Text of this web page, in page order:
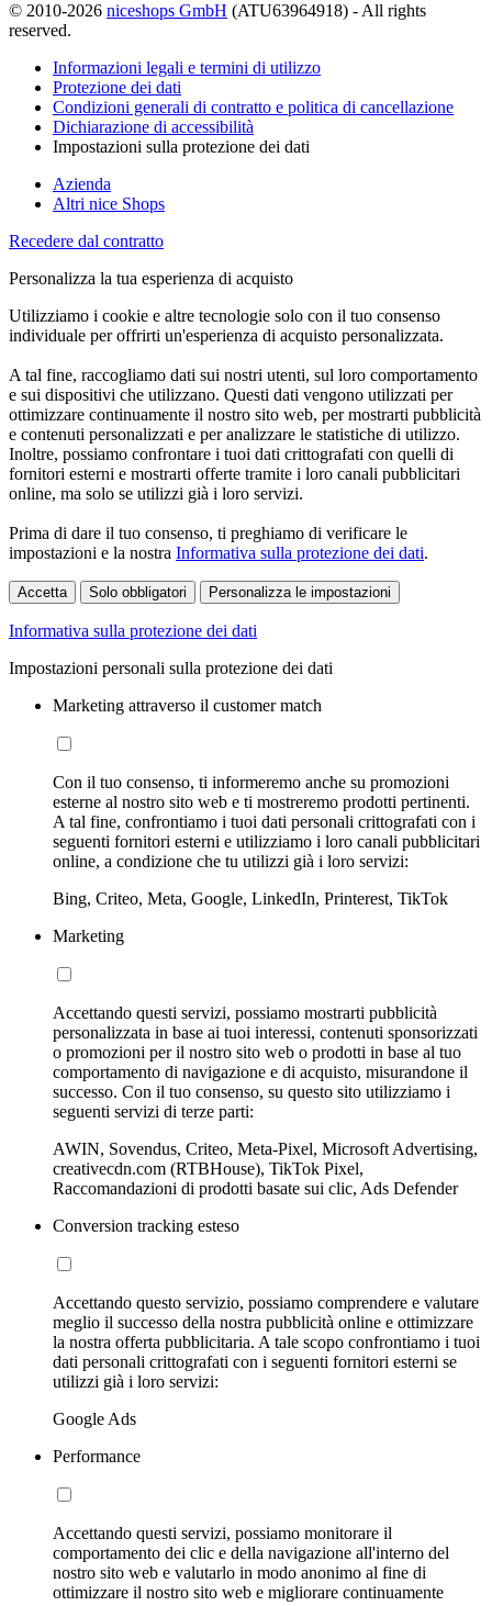
© 2010-2026 niceshops GmbH (ATU63964918) - All rights
reserved.
Informazioni legali e termini di utilizzo
Protezione dei dati
Condizioni generali di contratto e politica di cancellazione
Dichiarazione di accessibilità
Impostazioni sulla protezione dei dati
Azienda
Altri nice Shops
Recedere dal contratto
Personalizza la tua esperienza di acquisto
Utilizziamo i cookie e altre tecnologie solo con il tuo consenso
individuale per offrirti un'esperienza di acquisto personalizzata.
A tal fine, raccogliamo dati sui nostri utenti, sul loro comportamento
e sui dispositivi che utilizzano. Questi dati vengono utilizzati per
ottimizzare continuamente il nostro sito web, per mostrarti pubblicità
e contenuti personalizzati e per analizzare le statistiche di utilizzo.
Inoltre, possiamo confrontare i tuoi dati crittografati con quelli di
fornitori esterni e mostrarti offerte tramite i loro canali pubblicitari
online, ma solo se utilizzi già i loro servizi.
Prima di dare il tuo consenso, ti preghiamo di verificare le
impostazioni e la nostra Informativa sulla protezione dei dati.
Accetta Solo obbligatori Personalizza le impostazioni
Informativa sulla protezione dei dati
Impostazioni personali sulla protezione dei dati
Marketing attraverso il customer match
Con il tuo consenso, ti informeremo anche su promozioni
esterne al nostro sito web e ti mostreremo prodotti pertinenti.
A tal fine, confrontiamo i tuoi dati personali crittografati con i
seguenti fornitori esterni e utilizziamo i loro canali pubblicitari
online, a condizione che tu utilizzi già i loro servizi:
Bing, Criteo, Meta, Google, LinkedIn, Printerest, TikTok
Marketing
Accettando questi servizi, possiamo mostrarti pubblicità
personalizzata in base ai tuoi interessi, contenuti sponsorizzati
o promozioni per il nostro sito web o prodotti in base al tuo
comportamento di navigazione e di acquisto, misurandone il
successo. Con il tuo consenso, su questo sito utilizziamo i
seguenti servizi di terze parti:
AWIN, Sovendus, Criteo, Meta-Pixel, Microsoft Advertising,
creativecdn.com (RTBHouse), TikTok Pixel,
Raccomandazioni di prodotti basate sui clic, Ads Defender
Conversion tracking esteso
Accettando questo servizio, possiamo comprendere e valutare
meglio il successo della nostra pubblicità online e ottimizzare
la nostra offerta pubblicitaria. A tale scopo confrontiamo i tuoi
dati personali crittografati con i seguenti fornitori esterni se
utilizzi già i loro servizi:
Google Ads
Performance
Accettando questi servizi, possiamo monitorare il
comportamento dei clic e della navigazione all'interno del
nostro sito web e valutarlo in modo anonimo al fine di
ottimizzare il nostro sito web e migliorare continuamente